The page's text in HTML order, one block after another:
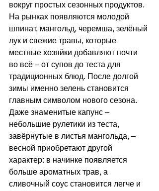
вокруг простых сезонных продуктов.
На рынках появляются молодой
шпинат, мангольд, черемша, зелёный
лук и свежие травы, которые
местные хозяйки добавляют почти
во всё – от супов до теста для
традиционных блюд. После долгой
зимы именно зелень становится
главным символом нового сезона.
Даже знаменитые капунс –
небольшие рулетики из теста,
завёрнутые в листья мангольда, –
весной приобретают другой
характер: в начинке появляется
больше ароматных трав, а
сливочный соус становится легче и